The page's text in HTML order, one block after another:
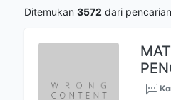
Ditemukan 3572 dari